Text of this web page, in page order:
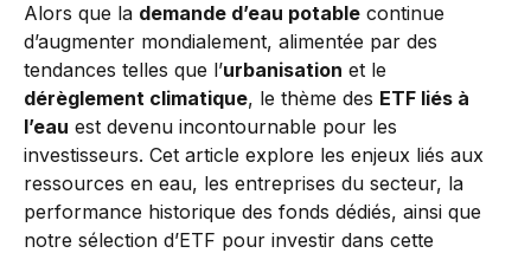
Alors que la demande d’eau potable continue
d’augmenter mondialement, alimentée par des
tendances telles que l’urbanisation et le
dérèglement climatique, le thème des ETF liés à
l’eau est devenu incontournable pour les
investisseurs. Cet article explore les enjeux liés aux
ressources en eau, les entreprises du secteur, la
performance historique des fonds dédiés, ainsi que
notre sélection d’ETF pour investir dans cette